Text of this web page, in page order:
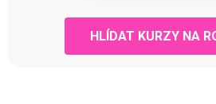
HLÍDAT KURZY NA